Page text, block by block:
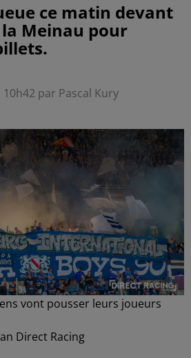
ce matin devant
la Meinau pour
par Pascal Kury
vont pousser leurs joueurs
Direct Racing